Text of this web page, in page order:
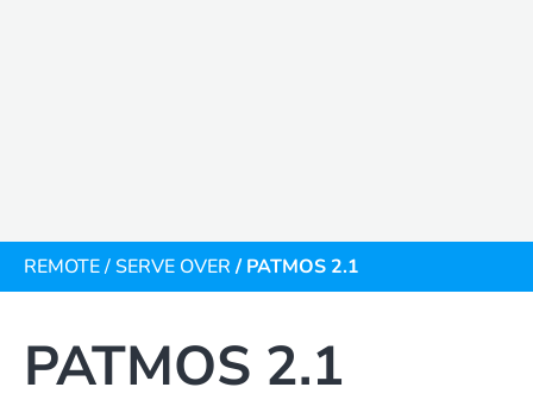
REMOTE/SERVE OVER / PATMOS 2.1
PATMOS 2.1